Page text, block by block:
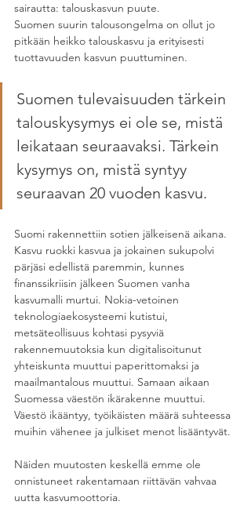
sairautta: talouskasvun puute.
Suomen suurin talousongelma on ollut jo
pitkään heikko talouskasvu ja erityisesti
tuottavuuden kasvun puuttuminen.
Suomen tulevaisuuden tärkein
talouskysymys ei ole se, mistä
leikataan seuraavaksi. Tärkein
kysymys on, mistä syntyy
seuraavan 20 vuoden kasvu.
Suomi rakennettiin sotien jälkeisenä aikana.
Kasvu ruokki kasvua ja jokainen sukupolvi
pärjäsi edellistä paremmin, kunnes
finanssikriisin jälkeen Suomen vanha
kasvumalli murtui. Nokia-vetoinen
teknologiaekosysteemi kutistui,
metsäteollisuus kohtasi pysyviä
rakennemuutoksia kun digitalisoitunut
yhteiskunta muuttui paperittomaksi ja
maailmantalous muuttui. Samaan aikaan
Suomessa väestön ikärakenne muuttui.
Väestö ikääntyy, työikäisten määrä suhteessa
muihin vähenee ja julkiset menot lisääntyvät.
Näiden muutosten keskellä emme ole
onnistuneet rakentamaan riittävän vahvaa
uutta kasvumoottoria.